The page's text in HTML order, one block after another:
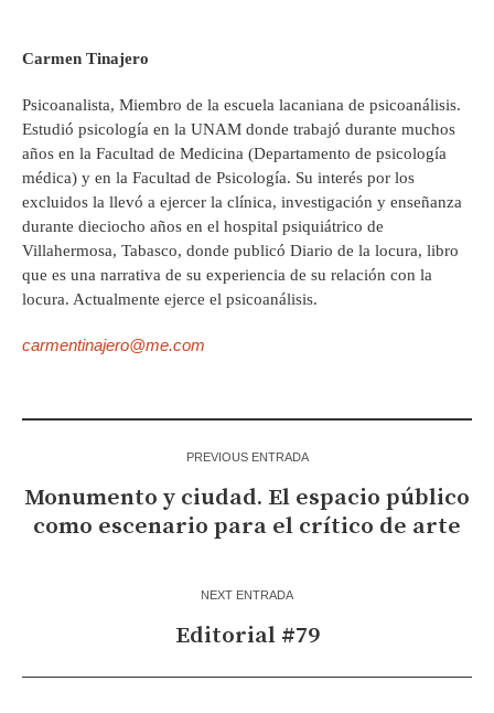
Carmen Tinajero
Psicoanalista, Miembro de la escuela lacaniana de psicoanálisis.
Estudió psicología en la UNAM donde trabajó durante muchos
años en la Facultad de Medicina (Departamento de psicología
médica) y en la Facultad de Psicología. Su interés por los
excluidos la llevó a ejercer la clínica, investigación y enseñanza
durante dieciocho años en el hospital psiquiátrico de
Villahermosa, Tabasco, donde publicó Diario de la locura, libro
que es una narrativa de su experiencia de su relación con la
locura. Actualmente ejerce el psicoanálisis.
carmentinajero@me.com
PREVIOUS ENTRADA
Monumento y ciudad. El espacio público
como escenario para el crítico de arte
NEXT ENTRADA
Editorial #79